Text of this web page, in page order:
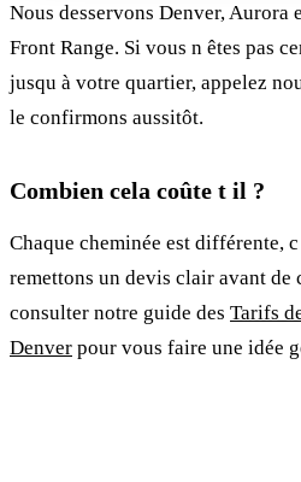
Nous desservons Denver, Aurora
Front Range. Si vous n êtes pas
jusqu à votre quartier, appelez
le confirmons aussitôt.
Combien cela coûte t il ?
Chaque cheminée est différente,
remettons un devis clair avant de
consulter notre guide des Tarifs
Denver pour vous faire une idée